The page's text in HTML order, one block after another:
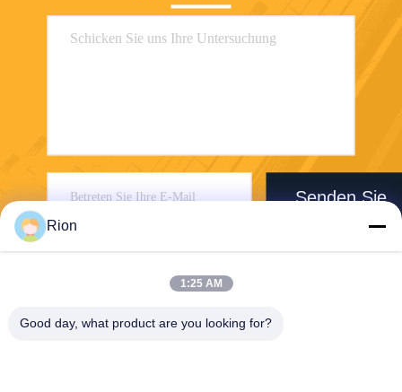
Senden Sie
Rion
1:25 AM
Good day, what product are you looking for?